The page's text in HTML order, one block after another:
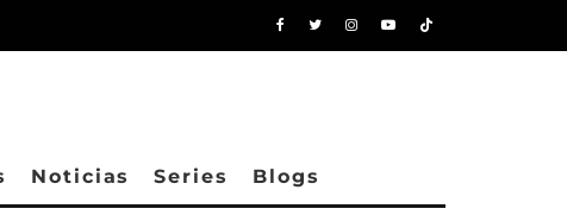
Noticias Series Blogs